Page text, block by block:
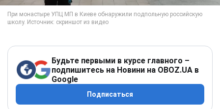
Будьте первыми в курсе главного –
подпишитесь на Новини на OBOZ.UA в
Google
Подписаться